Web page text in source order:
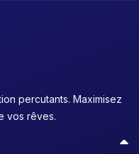
percutants. Maximisez
vos rêves.